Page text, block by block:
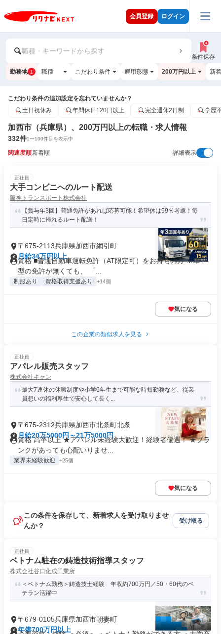
会員登録 ログイン
職種・キーワードから探す
条件保存
勤務地 1 職種 こだわり条件 雇用形態 200万円以上 新
こだわり条件の追加設定を忘れていませんか？
土日祝休み
年間休日120日以上 完全週休2日制 学歴
加西市（兵庫県）、200万円以上の転職・求人情報
332件1〜100件目を表示中
関連度順新着順 詳細表示
正社員
大手コンビニへのルート配送
阪神トランスポート株式会社
【賞与年3回】普通免許があれば応募可能！希望休は99％考慮！毎
日定時に帰れるルート配送！
〒675-2113兵庫県加西市網引町
月給34万円以上
資格 ■普通自動車運転免許（AT限定可）をお持ちの方 ※準中
型の免許が無くても、 「...
制服あり 資格取得支援あり +14個
気になる
この企業の類似求人を見る
正社員
アパレル販売スタッフ
株式会社キャン
最大7連休の休暇制度や小学6年生まで可能な時短勤務など、従業
員想いの福利厚生で安心して長く...
〒675-2312兵庫県加西市北条町北条
月給20万5000円～21万5000円
資格 高卒以上 ★アパレル未経験大歓迎！経験者優遇！ ★ブラ
ンクがあっても心配いりませ...
業界未経験歓迎 +25個
気になる
この条件を保存して、新着求人を受け取りませ
んか？
受け取る
正社員
ベトナム駐在の鋳造技術指導スタッフ
株式会社谷口化成工業所
＜ベトナム勤務＞鋳造技士経験 年収約700万円／50・60代のベ
テラン活躍中
〒679-0105兵庫県加西市朝妻町
年俸700万円以上